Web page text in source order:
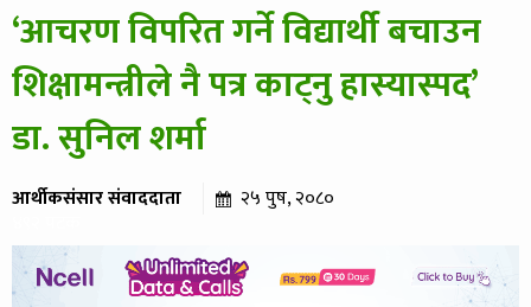
‘आचरण विपरित गर्ने विद्यार्थी बचाउन
शिक्षामन्त्रीले नै पत्र काट्नु हास्यास्पद’
डा. सुनिल शर्मा
आर्थीकसंसार संवाददाता २५ पुष, २०८०